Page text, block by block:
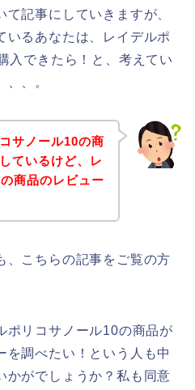
記事にしていきますが、
いるあなたは、レイデルポ
入できたら！と、考えてい
、。
サノール10の商
ているけど、レ
商品のレビュー
、こちらの記事をご覧の方
ポリコサノール10の商品が
を調べたい！という人も中
かがでしょうか？私も同意